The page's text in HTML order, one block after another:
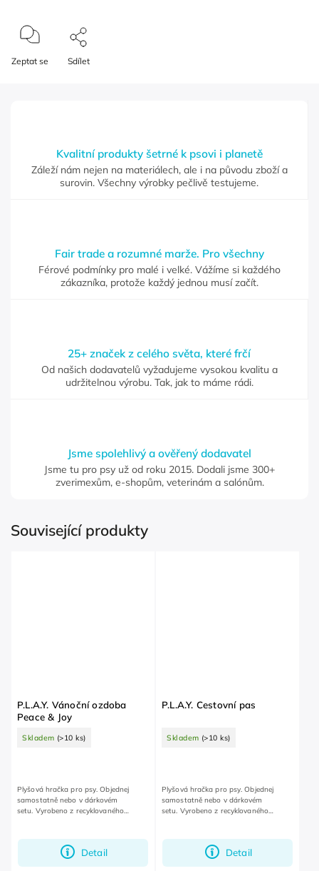
Zeptat se Sdílet
Kvalitní produkty šetrné k psovi i planetě
Záleží nám nejen na materiálech, ale i na původu zboží a
surovin. Všechny výrobky pečlivě testujeme.
Fair trade a rozumné marže. Pro všechny
Férové podmínky pro malé i velké. Vážíme si každého
zákazníka, protože každý jednou musí začít.
25+ značek z celého světa, které frčí
Od našich dodavatelů vyžadujeme vysokou kvalitu a
udržitelnou výrobu. Tak, jak to máme rádi.
Jsme spolehlivý a ověřený dodavatel
Jsme tu pro psy už od roku 2015. Dodali jsme 300+
zverimexům, e-shopům, veterinám a salónům.
Související produkty
P.L.A.Y. Vánoční ozdoba
Peace & Joy
Skladem (>10 ks)
Detail
Plyšová hračka pro psy. Objednej
samostatně nebo v dárkovém
setu. Vyrobeno z recyklovaného
P.L.A.Y. Cestovní pas
Skladem (>10 ks)
Detail
Plyšová hračka pro psy. Objednej
samostatně nebo v dárkovém
setu. Vyrobeno z recyklovaného